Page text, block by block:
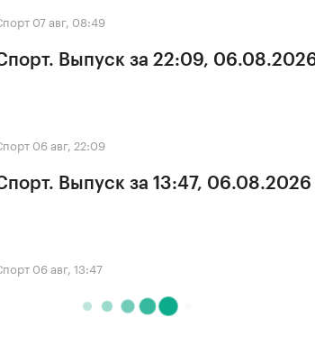
07 авг, 08:49
Выпуск за 22:09,
06 авг, 22:09
Выпуск за 13:47, 06.08.2026
06 авг, 13:47